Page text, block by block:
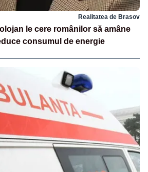
Realitatea de Brasov
le cere românilor să amâne
consumul de energie